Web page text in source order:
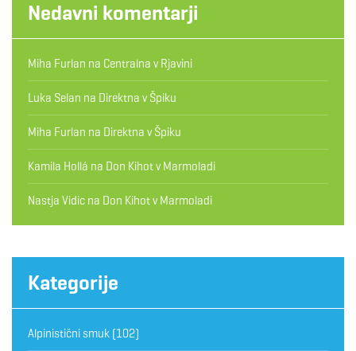
Nedavni komentarji
Miha Furlan na Centralna v Rjavini
Luka Selan na Direktna v Špiku
Miha Furlan na Direktna v Špiku
Kamila Hollá na Don Kihot v Marmoladi
Nastja Vidic na Don Kihot v Marmoladi
Kategorije
Alpinistični smuk (102)